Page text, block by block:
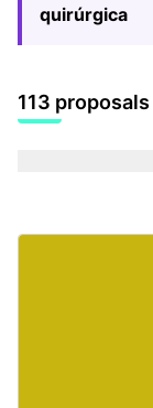
quirúrgica
113 proposals